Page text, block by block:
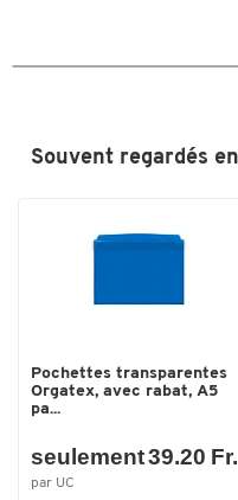
Souvent regardés
Pochettes transparentes
Orgatex, avec rabat, A5
pa...
seulement 39.20 Fr.
par UC